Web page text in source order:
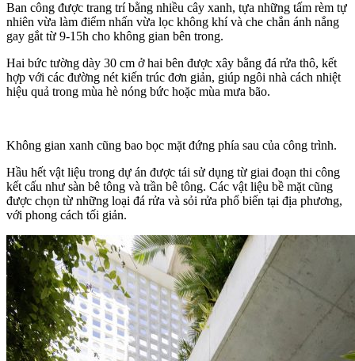
Ban công được trang trí bằng nhiều cây xanh, tựa những tấm rèm tự
nhiên vừa làm điểm nhấn vừa lọc không khí và che chắn ánh nắng
gay gắt từ 9-15h cho không gian bên trong.
Hai bức tường dày 30 cm ở hai bên được xây bằng đá rửa thô, kết
hợp với các đường nét kiến trúc đơn giản, giúp ngôi nhà cách nhiệt
hiệu quả trong mùa hè nóng bức hoặc mùa mưa bão.
Không gian xanh cũng bao bọc mặt đứng phía sau của công trình.
Hầu hết vật liệu trong dự án được tái sử dụng từ giai đoạn thi công
kết cấu như sàn bê tông và trần bê tông. Các vật liệu bề mặt cũng
được chọn từ những loại đá rửa và sỏi rửa phổ biến tại địa phương,
với phong cách tối giản.